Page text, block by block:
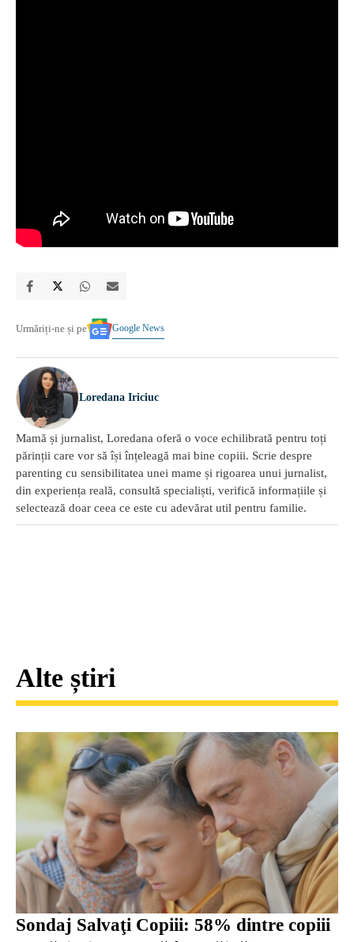
Urmăriți-ne și pe Google News
Loredana Iriciuc
Mamă și jurnalist, Loredana oferă o voce echilibrată pentru toți
părinții care vor să își înțeleagă mai bine copiii. Scrie despre
parenting cu sensibilitatea unei mame și rigoarea unui jurnalist,
din experiența reală, consultă specialiști, verifică informațiile și
selectează doar ceea ce este cu adevărat util pentru familie.
Alte știri
Sondaj Salvaţi Copiii: 58% dintre copiii